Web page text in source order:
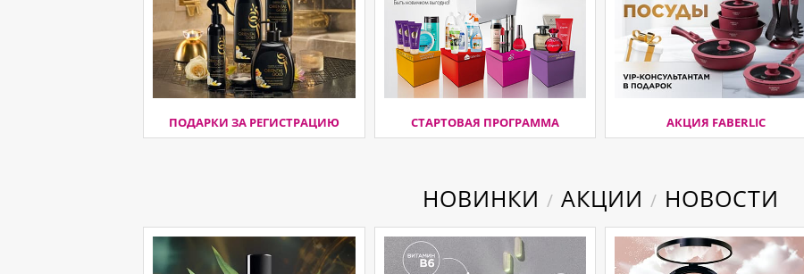
ПОДАРКИ ЗА РЕГИСТРАЦИЮ СТАРТОВАЯ ПРОГРАММА АКЦИЯ FABERLIC
НОВИНКИ / АКЦИИ / НОВОСТИ